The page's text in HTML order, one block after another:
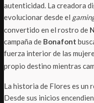
autenticidad. La creadora
evolucionar desde el
convertido en el rostro de
campaña de Bonafont
fuerza interior de las
propio destino mientras
La historia de Flores es un
Desde sus inicios